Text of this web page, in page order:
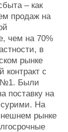
– как
продаж на
чем на 70%
в
рынке
контракт с
№1. Были
поставку на
сурими. На
рынке